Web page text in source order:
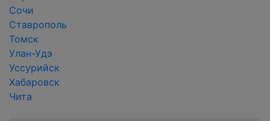
Сочи
Ставрополь
Томск
Улан-Удэ
Уссурийск
Хабаровск
Чита